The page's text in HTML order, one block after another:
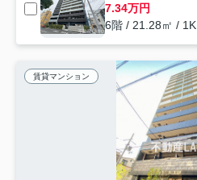
7.34万円
6階 / 21.28㎡ / 1K
賃貸マンション